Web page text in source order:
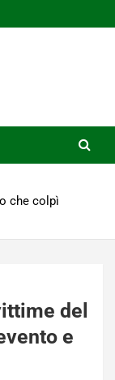
che colpì
del
e